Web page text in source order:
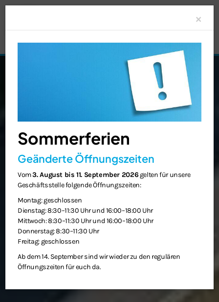
×
Sommerferien
Geänderte Öffnungszeiten
Vom3. August bis 11. September 2026 gelten für unsere
Geschäftsstelle folgende Öffnungszeiten:
Montag: geschlossen
Dienstag: 8:30–11:30 Uhr und 16:00–18:00 Uhr
Mittwoch: 8:30–11:30 Uhr und 16:00–18:00 Uhr
Donnerstag: 8:30–11:30 Uhr
Freitag: geschlossen
Ab dem 14. September sind wir wieder zu den regulären
Öffnungszeiten für euch da.